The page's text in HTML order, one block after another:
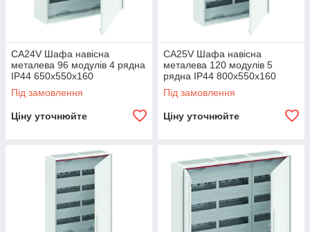
CA24V Шафа навісна
металева 96 модулів 4 рядна
IP44 650х550х160
2CPX052185R9999
Під замовлення
Ціну уточнюйте
CA25V Шафа навісна
металева 120 модулів 5
рядна IP44 800х550х160
2CPX052186R9999
Під замовлення
Ціну уточнюйте